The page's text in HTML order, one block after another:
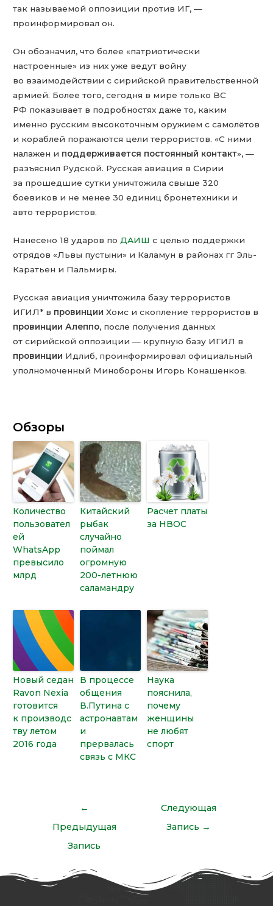
так называемой оппозиции против ИГ, —
проинформировал он.
Он обозначил, что более «патриотически
настроенные» из них уже ведут войну
во взаимодействии с сирийской правительственной
армией. Более того, сегодня в мире только ВС
РФ показывает в подробностях даже то, каким
именно русским высокоточным оружием с самолётов
и кораблей поражаются цели террористов. «С ними
налажен и поддерживается постоянный контакт», —
разъяснил Рудской. Русская авиация в Сирии
за прошедшие сутки уничтожила свыше 320
боевиков и не менее 30 единиц бронетехники и
авто террористов.
Нанесено 18 ударов по ДАИШ с целью поддержки
отрядов «Львы пустыни» и Каламун в районах гг Эль-
Каратьен и Пальмиры.
Русская авиация уничтожила базу террористов
ИГИЛ* в провинции Хомс и скопление террористов в
провинции Алеппо, после получения данных
от сирийской оппозиции — крупную базу ИГИЛ в
провинции Идлиб, проинформировал официальный
уполномоченный Минобороны Игорь Конашенков.
Обзоры
Количество
пользовател
ей
WhatsApp
превысило
млрд
Китайский
рыбак
случайно
поймал
огромную
200-летнюю
саламандру
Расчет платы
за НВОС
Новый седан
Ravon Nexia
готовится
к производс
тву летом
2016 года
В процессе
общения
В.Путина с
астронавтам
и
прервалась
связь с МКС
Наука
пояснила,
почему
женщины
не любят
спорт
←
Предыдущая
Запись
Следующая
Запись →